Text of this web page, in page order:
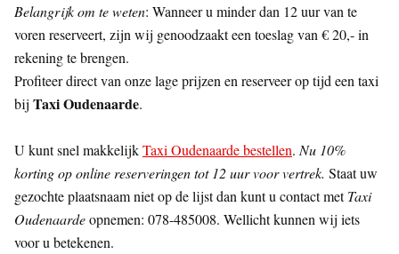
Belangrijk om te weten: Wanneer u minder dan 12 uur van te
voren reserveert, zijn wij genoodzaakt een toeslag van € 20,- in
rekening te brengen.
Profiteer direct van onze lage prijzen en reserveer op tijd een taxi
bij Taxi Oudenaarde.
U kunt snel makkelijkTaxi Oudenaarde bestellen. Nu 10%
korting op online reserveringen tot 12 uur voor vertrek. Staat uw
gezochte plaatsnaam niet op de lijst dan kunt u contact metTaxi
Oudenaardeopnemen: 078-485008. Wellicht kunnen wij iets
voor u betekenen.